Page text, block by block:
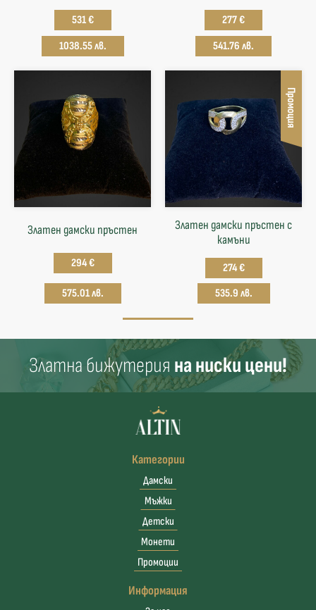
531 €
1038.55 лв.
277 €
541.76 лв.
Златен дамски пръстен
294 €
575.01 лв.
Промоция
Златен дамски пръстен с
камъни
274 €
535.9 лв.
Златна бижутерия на ниски цени!
Категории
Дамски
Мъжки
Детски
Монети
Промоции
Информация